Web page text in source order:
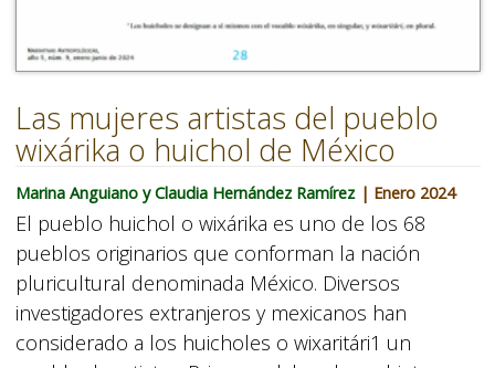
Las mujeres artistas del pueblo
wixárika o huichol de México
Marina Anguiano y Claudia Hernández Ramírez | Enero 2024
El pueblo huichol o wixárika es uno de los 68
pueblos originarios que conforman la nación
pluricultural denominada México. Diversos
investigadores extranjeros y mexicanos han
considerado a los huicholes o wixaritári1 un